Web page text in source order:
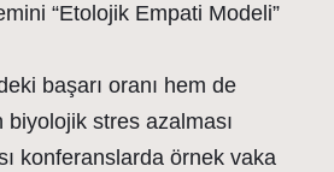
“Etolojik Empati Modeli”
başarı oranı hem de
stres azalması
konferanslarda örnek vaka